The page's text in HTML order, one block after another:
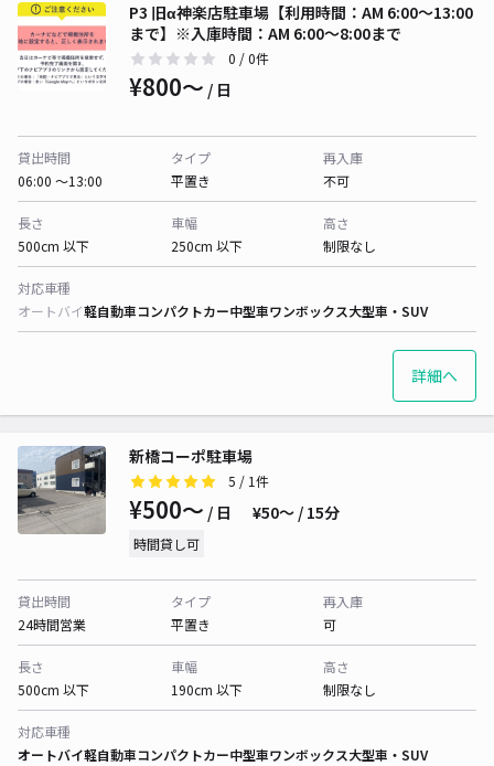
P3 旧α神楽店駐車場【利用時間：AM 6:00〜13:00
まで】※入庫時間：AM 6:00〜8:00まで
0 / 0件
¥800〜 / 日
貸出時間
06:00 〜13:00
タイプ
平置き
再入庫
不可
長さ
500cm 以下
車幅
250cm 以下
高さ
制限なし
対応車種
オートバイ軽自動車コンパクトカー中型車ワンボックス大型車・SUV
詳細へ
新橋コーポ駐車場
5 / 1件
¥500〜 / 日 ¥50〜 / 15分
時間貸し可
貸出時間
24時間営業
タイプ
平置き
再入庫
可
長さ
500cm 以下
車幅
190cm 以下
高さ
制限なし
対応車種
オートバイ軽自動車コンパクトカー中型車ワンボックス大型車・SUV